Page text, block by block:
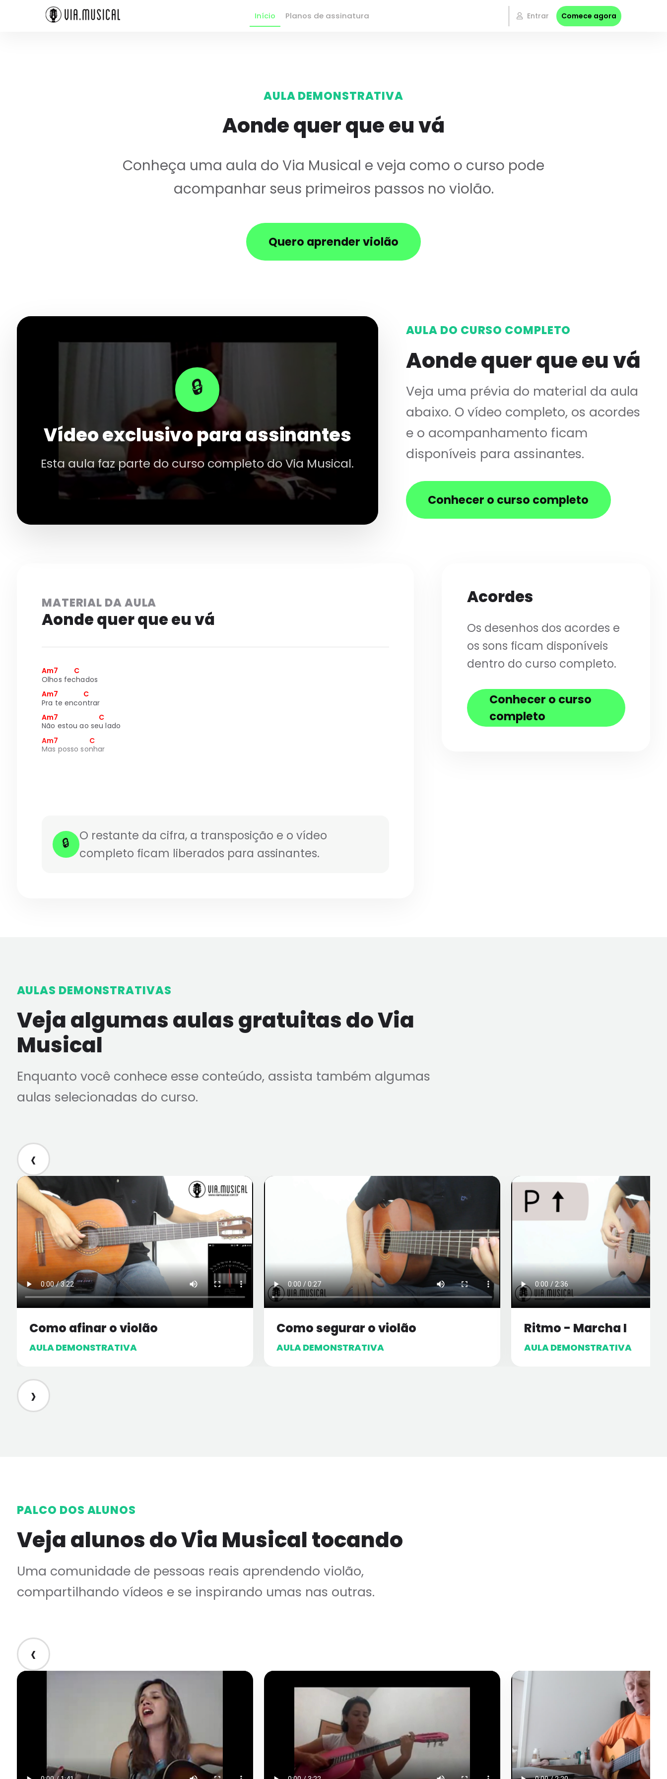
Início Planos de assinatura Entrar Comece agora
AULA DEMONSTRATIVA
Aonde quer que eu vá
Conheça uma aula do Via Musical e veja como o curso pode
acompanhar seus primeiros passos no violão.
Quero aprender violão
🔒
Vídeo exclusivo para assinantes
Esta aula faz parte do curso completo do Via Musical.
AULA DO CURSO COMPLETO
Aonde quer que eu vá
Veja uma prévia do material da aula
abaixo. O vídeo completo, os acordes
e o acompanhamento ficam
disponíveis para assinantes.
Conhecer o curso completo
MATERIAL DA AULA
Aonde quer que eu vá
Am7          C
Olhos fechados
Am7                C
Pra te encontrar
Am7                          C
Não estou ao seu lado
Am7                    C
Mas posso sonhar
🔒
O restante da cifra, a transposição e o vídeo
completo ficam liberados para assinantes.
Acordes
Os desenhos dos acordes e
os sons ficam disponíveis
dentro do curso completo.
Conhecer o curso
completo
AULAS DEMONSTRATIVAS
Veja algumas aulas gratuitas do Via
Musical
Enquanto você conhece esse conteúdo, assista também algumas
aulas selecionadas do curso.
‹
Como afinar o violão
AULA DEMONSTRATIVA
Como segurar o violão
AULA DEMONSTRATIVA
Ritmo - Marcha I
AULA DEMONSTRATIVA
›
PALCO DOS ALUNOS
Veja alunos do Via Musical tocando
Uma comunidade de pessoas reais aprendendo violão,
compartilhando vídeos e se inspirando umas nas outras.
‹